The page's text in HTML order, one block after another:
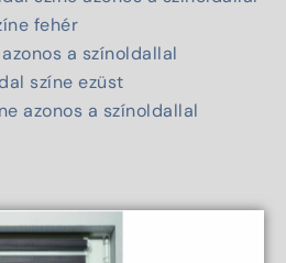
fehér
a színoldallal
színe ezüst
azonos a színoldallal